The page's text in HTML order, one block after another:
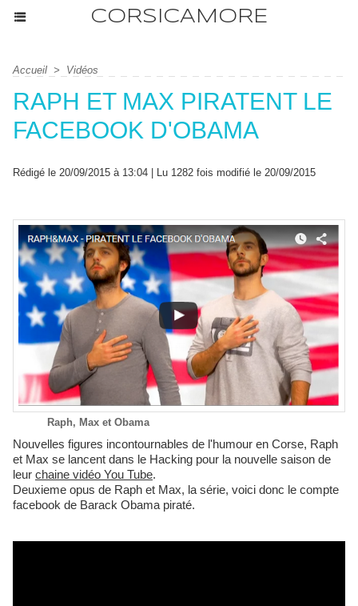
CORSICAMORE
Accueil > Vidéos
RAPH ET MAX PIRATENT LE
FACEBOOK D'OBAMA
Rédigé le 20/09/2015 à 13:04 | Lu 1282 fois modifié le 20/09/2015
Raph, Max et Obama
Nouvelles figures incontournables de l'humour en Corse, Raph
et Max se lancent dans le Hacking pour la nouvelle saison de
leur chaine vidéo You Tube.
Deuxieme opus de Raph et Max, la série, voici donc le compte
facebook de Barack Obama piraté.